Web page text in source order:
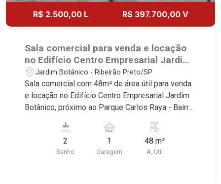
R$ 2.500,00 L R$ 397.700,00 V
Sala comercial para venda e locação
no Edifício Centro Empresarial Jardim
Botânico, próximo ao Parque Carlos
Raya - Ribeirão Preto/SP.
Jardim Botânico - Ribeirão Preto/SP
Sala comercial com 48m² de área útil para venda
e locação no Edifício Centro Empresarial Jardim
Botânico, próximo ao Parque Carlos Raya - Bairro
características deste imóvel que a Martinelli
Imobiliária selecionou para você: - 48m² de área
útil - 2 WCs masculino e feminino - Copa - 1 vaga
2
Banho
1
Garagem
48 m²
A. Útil